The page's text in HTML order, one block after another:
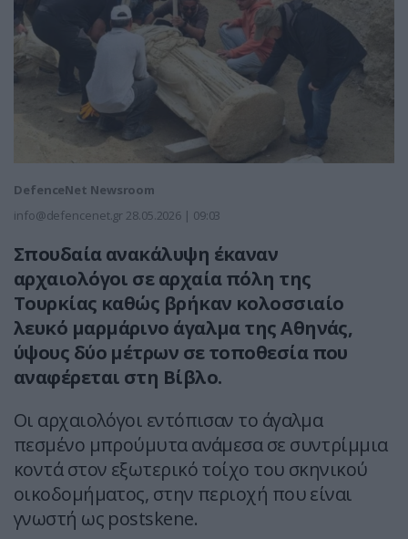
DefenceNet Newsroom
info@defencenet.gr 28.05.2026 | 09:03
Σπουδαία ανακάλυψη έκαναν
αρχαιολόγοι σε αρχαία πόλη της
Τουρκίας καθώς βρήκαν κολοσσιαίο
λευκό μαρμάρινο άγαλμα της Αθηνάς,
ύψους δύο μέτρων σε τοποθεσία που
αναφέρεται στη Βίβλο.
Οι αρχαιολόγοι εντόπισαν το άγαλμα
πεσμένο μπρούμυτα ανάμεσα σε συντρίμμια
κοντά στον εξωτερικό τοίχο του σκηνικού
οικοδομήματος, στην περιοχή που είναι
γνωστή ως postskene.